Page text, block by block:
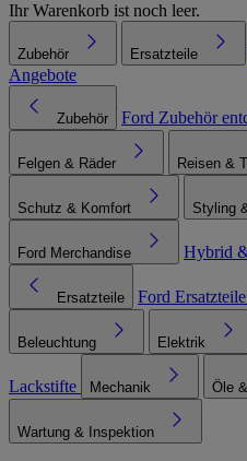
Ihr Warenkorb ist noch leer.
Zubehör Ersatzteile
Angebote
Zubehör Ford Zubehör
Felgen & Räder Reisen &
Schutz & Komfort Styling
Ford Merchandise Hybrid
Ersatzteile Ford
Beleuchtung Elektrik
Lackstifte Mechanik Öle
Wartung & Inspektion